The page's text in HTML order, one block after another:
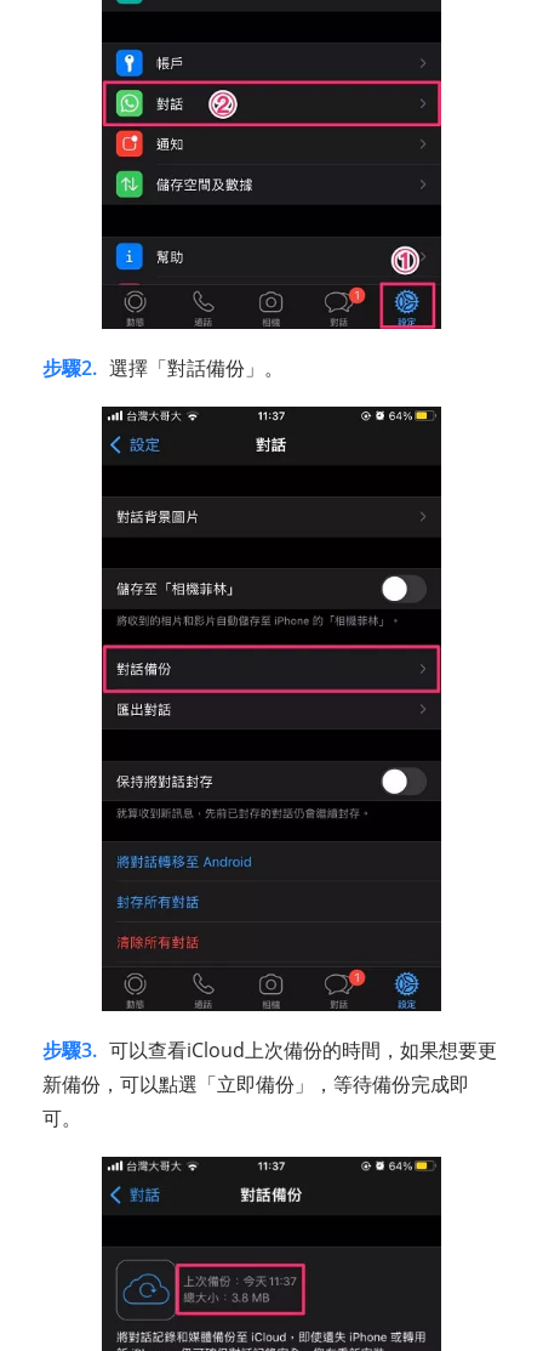
步驟2. 選擇「對話備份」。
步驟3. 可以查看iCloud上次備份的時間，如果想要更
新備份，可以點選「立即備份」，等待備份完成即
可。